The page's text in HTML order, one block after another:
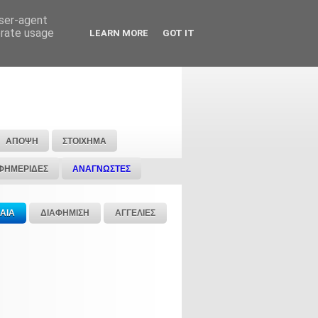
ΑΠΟΨΗ ΣΤΟΙΧΗΜΑ
ΑΝΑΓΝΩΣΤΕΣ
ΔΙΑΦΗΜΙΣΗ ΑΓΓΕΛΙΕΣ
agent
usage
LEARN MORE GOT IT